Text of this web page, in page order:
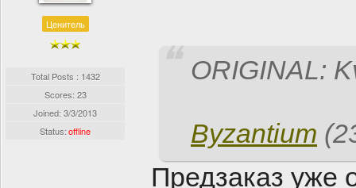
Ценитель
Total Posts : 1432
Scores: 23
Joined: 3/3/2013
Status:offline
ORIGINAL:
Byzantium
Предзаказ уже